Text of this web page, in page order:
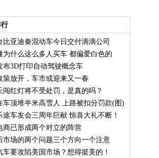
比亚迪秦混动车今日交付滴滴公司
为什么这么多人买车 都偏爱白色的
布3D打印自动驾驶概念车
策放开，车市或迎来又一春
闯红灯将不受处罚，是真的吗？
车顶堆半米高雪人 上路被扣分罚款(图)
途车友会三周年巨献 惊喜大礼不断！
商已形成两个对立的阵营
市场的两个问题三个方向一个注意
车要攻陷美国市场？想得挺美的！